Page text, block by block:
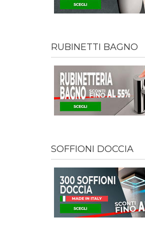
RUBINETTI BAGNO
SOFFIONI DOCCIA